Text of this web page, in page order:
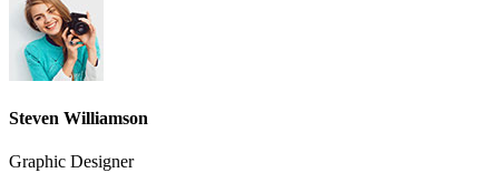
Steven Williamson
Graphic Designer